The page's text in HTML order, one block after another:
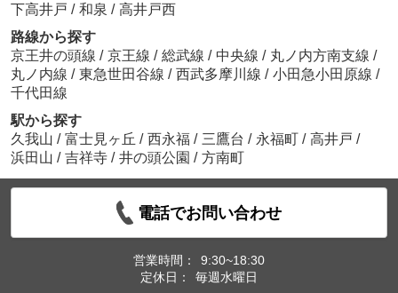
下高井戸 / 和泉 / 高井戸西
路線から探す
京王井の頭線 / 京王線 / 総武線 / 中央線 / 丸ノ内方南支線 /
丸ノ内線 / 東急世田谷線 / 西武多摩川線 / 小田急小田原線 /
千代田線
駅から探す
久我山 / 富士見ヶ丘 / 西永福 / 三鷹台 / 永福町 / 高井戸 /
浜田山 / 吉祥寺 / 井の頭公園 / 方南町
電話でお問い合わせ
営業時間：
9:30~18:30
定休日：
毎週水曜日